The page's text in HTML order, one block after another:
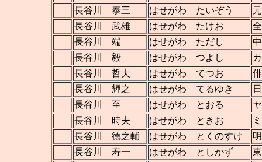
長谷川 泰三
はせがわ たいぞう
長谷川 武雄
はせがわ たけお
長谷川 端
はせがわ ただし
長谷川 毅
はせがわ つよし
長谷川 哲夫
はせがわ てつお
長谷川 輝之
はせがわ てるゆき
長谷川 至
はせがわ とおる
長谷川 時夫
はせがわ ときお
長谷川 徳之輔
はせがわ とくのすけ
長谷川 寿一
はせがわ としかず